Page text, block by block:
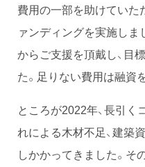
費用の一部を助けていた
ァンディングを実施しま
からご支援を頂戴し、目
た。足りない費用は融資
ところが2022年、長引く
れによる木材不足、建築
しかかってきました。そ